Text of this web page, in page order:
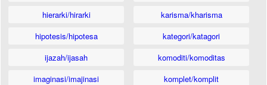
hierarki/hirarki
hipotesis/hipotesa
ijazah/ijasah
imaginasi/imajinasi
karisma/kharisma
kategori/katagori
komoditi/komoditas
komplet/komplit